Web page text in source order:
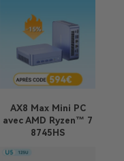
AX8 MaxMini PC
avec AMD Ryzen™ 7
8745HS